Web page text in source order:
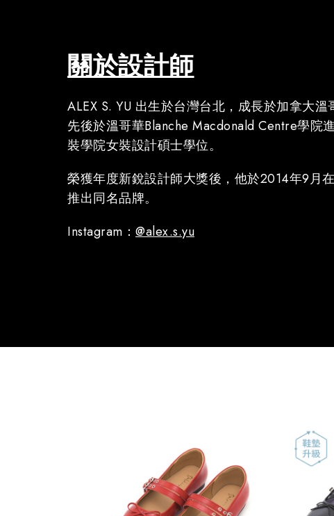
關於設計師
ALEX S. YU 出生於台灣台北，成長於加拿大溫
先後於溫哥華Blanche Macdonald Centre學院
裝學院女裝設計碩士學位。
榮獲年度新銳設計師大獎後，他於2014年9月
推出同名品牌。
Instagram：@alex.s.yu